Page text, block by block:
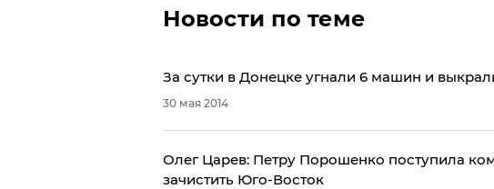
Новости по теме
За сутки в Донецке угнали 6 машин и
30 мая 2014
Олег Царев: Петру Порошенко поступила
зачистить Юго-Восток